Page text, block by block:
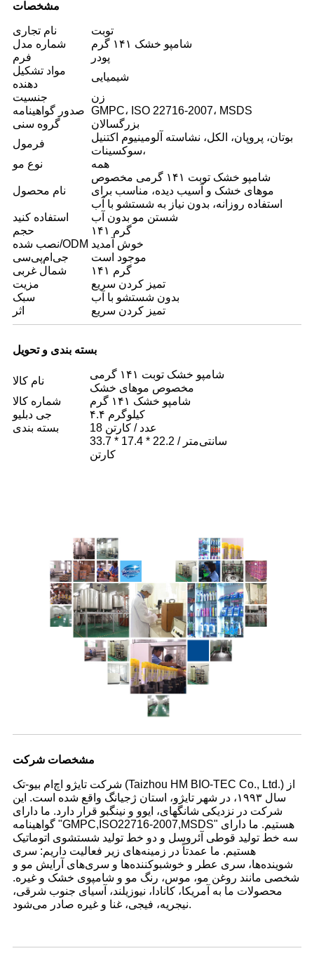
مشخصات
نام تجاری
توبت
شماره مدل
شامپو خشک ۱۴۱ گرم
فرم
پودر
مواد تشکیل
دهنده
شیمیایی
جنسیت
زن
صدور گواهینامه GMPC، ISO 22716-2007، MSDS
گروه سنی
بزرگسالان
فرمول
بوتان، پروپان، الکل، نشاسته آلومینیوم اکتنیل
سوکسینات،
نوع مو
همه
نام محصول
شامپو خشک توبت ۱۴۱ گرمی مخصوص
موهای خشک و آسیب دیده، مناسب برای
استفاده روزانه، بدون نیاز به شستشو با آب
استفاده کنید
شستن مو بدون آب
حجم
۱۴۱ گرم
نصب شده/ODM خوش آمدید
جی‌ام‌پی‌سی
موجود است
شمال غربی
۱۴۱ گرم
مزیت
تمیز کردن سریع
سبک
بدون شستشو با آب
اثر
تمیز کردن سریع
بسته بندی و تحویل
نام کالا
شامپو خشک توبت ۱۴۱ گرمی
مخصوص موهای خشک
شماره کالا
شامپو خشک ۱۴۱ گرم
جی دبلیو
۴.۴ کیلوگرم
بسته بندی
18 عدد / کارتن
33.7 * 17.4 * 22.2 سانتی‌متر /
کارتن
مشخصات شرکت
شرکت تایژو اچ‌ام بیو-تک (Taizhou HM BIO-TEC Co., Ltd.) از
سال ۱۹۹۳، در شهر تایژو، استان ژجیانگ واقع شده است. این
شرکت در نزدیکی شانگهای، ایوو و نینگبو قرار دارد. ما دارای
گواهینامه "GMPC,ISO22716-2007,MSDS" هستیم. ما دارای
سه خط تولید قوطی آئروسل و دو خط تولید شستشوی اتوماتیک
هستیم. ما عمدتاً در زمینه‌های زیر فعالیت داریم: سری
شوینده‌ها، سری عطر و خوشبوکننده‌ها و سری‌های آرایش مو و
شخصی مانند روغن مو، موس، رنگ مو و شامپوی خشک و غیره.
محصولات ما به آمریکا، کانادا، نیوزیلند، آسیای جنوب شرقی،
نیجریه، فیجی، غنا و غیره صادر می‌شود.